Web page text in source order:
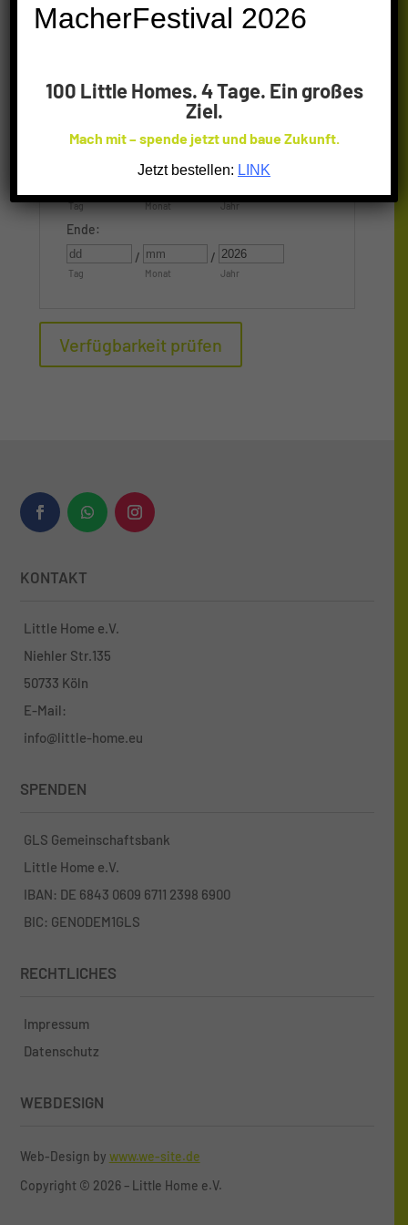
10 11 12 13 14 15 16
24 25 26 27 28 29 30
3
Tag Monat Jahr
Ende:
Tag
/
Monat
/
Jahr
Verfügbarkeit prüfen
KONTAKT
Little Home e.V.
Niehler Str.135
50733 Köln
E-Mail:
info@little-home.eu
SPENDEN
GLS Gemeinschaftsbank
Little Home e.V.
IBAN: DE 6843 0609 6711 2398 6900
BIC: GENODEM1GLS
RECHTLICHES
Impressum
Datenschutz
WEBDESIGN
Web-Design by www.we-site.de
Copyright © 2026 – Little Home e.V.
MacherFestival 2026
100 Little Homes. 4 Tage. Ein großes
Ziel.
Mach mit – spende jetzt und baue Zukunft.
Jetzt bestellen: LINK